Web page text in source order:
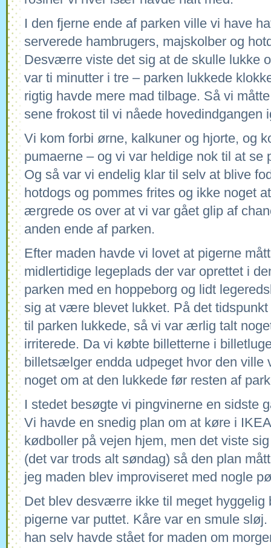
I den fjerne ende af parken ville vi have
serverede hambrugers, majskolber og
Desværre viste det sig at de skulle lukke
var ti minutter i tre – parken lukkede
rigtig havde mere mad tilbage. Så vi
sene frokost til vi nåede hovedindgangen
Vi kom forbi ørne, kalkuner og hjorte, og
pumaerne – og vi var heldige nok til at se
Og så var vi endelig klar til selv at blive
hotdogs og pommes frites og ikke noget
ærgrede os over at vi var gået glip af
anden ende af parken.
Efter maden havde vi lovet at pigerne
midlertidige legeplads der var oprettet i
parken med en hoppeborg og lidt
sig at være blevet lukket. På det
til parken lukkede, så vi var ærlig talt
irriterede. Da vi købte billetterne i
billetsælger endda udpeget hvor den
noget om at den lukkede før resten af
I stedet besøgte vi pingvinerne en sidste
Vi havde en snedig plan om at køre i
kødboller på vejen hjem, men det viste
(det var trods alt søndag) så den plan
jeg maden blev improviseret med nogle
Det blev desværre ikke til meget hyggelig
pigerne var puttet. Kåre var en smule
han selv havde stået for maden om